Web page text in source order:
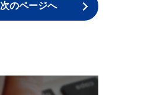
次のページへ